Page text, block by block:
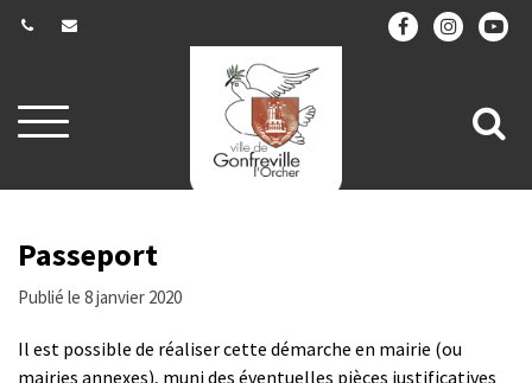
Aller
à
navigation
à
Passeport
Publié le 8 janvier 2020
Il est possible de réaliser cette démarche en mairie (ou
mairies annexes), muni des éventuelles pièces justificatives